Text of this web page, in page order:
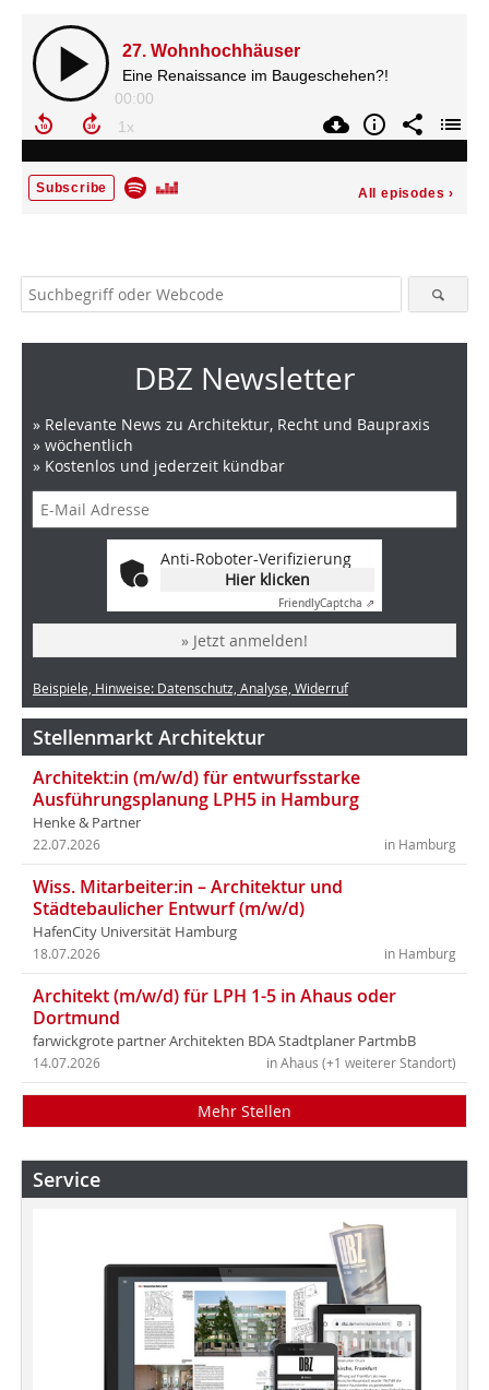
DBZ Newsletter
» Relevante News zu Architektur, Recht und Baupraxis
» wöchentlich
» Kostenlos und jederzeit kündbar
Anti-Roboter-Verifizierung
Hier klicken
FriendlyCaptcha ⇗
» Jetzt anmelden!
Beispiele, Hinweise: Datenschutz, Analyse, Widerruf
Stellenmarkt Architektur
Architekt:in (m/w/d) für entwurfsstarke
Ausführungsplanung LPH5 in Hamburg
Henke & Partner
in Hamburg
22.07.2026
Wiss. Mitarbeiter:in – Architektur und
Städtebaulicher Entwurf (m/w/d)
HafenCity Universität Hamburg
in Hamburg
18.07.2026
Architekt (m/w/d) für LPH 1-5 in Ahaus oder
Dortmund
farwickgrote partner Architekten BDA Stadtplaner PartmbB
in Ahaus (+1 weiterer Standort)
14.07.2026
Mehr Stellen
Service